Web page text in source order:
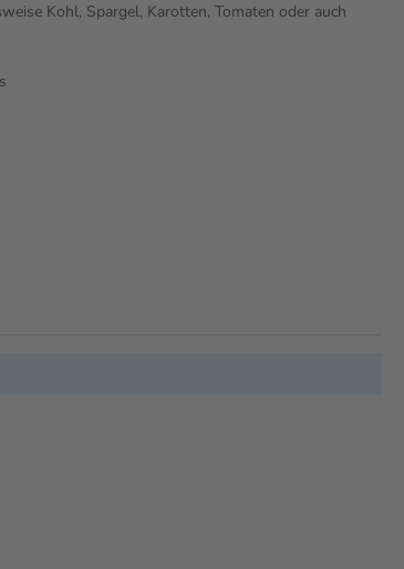
Kohl, Spargel, Karotten, Tomaten oder auch